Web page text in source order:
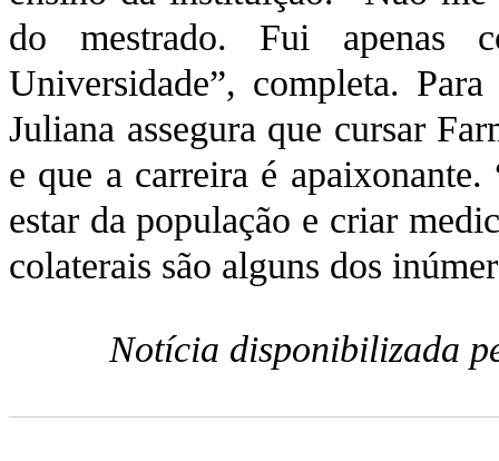
do mestrado. Fui apenas
Universidade”, completa.
Juliana assegura que cursar
e que a carreira é
estar da população e criar
colaterais são alguns dos
Notícia disponibilizada